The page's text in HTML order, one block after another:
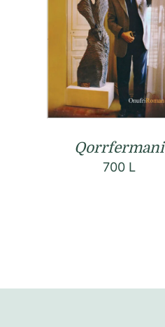
Qorrfermani
700 L